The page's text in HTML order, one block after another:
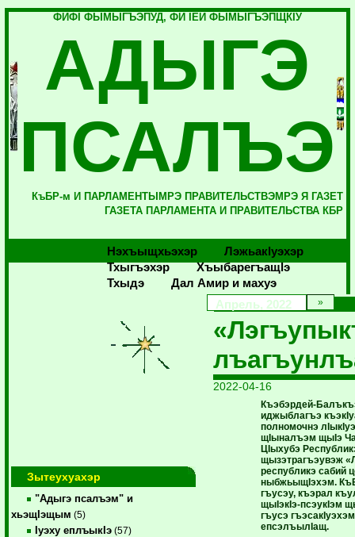
ФИФI ФЫМЫГЪЭПУД, ФИ IЕЙ ФЫМЫГЪЭПЩКIУ
АДЫГЭ
ПСАЛЪЭ
КъБР-м И ПАРЛАМЕНТЫМРЭ ПРАВИТЕЛЬСТВЭМРЭ Я ГАЗЕТ
ГАЗЕТА ПАРЛАМЕНТА И ПРАВИТЕЛЬСТВА КБР
Нэхъыщхьэхэр
Лэжьакlуэхэр
Тхыгъэхэр
Хъыбарегъащlэ
Тхыдэ
Дал Амир и махуэ
Зытеухуахэр
"Адыгэ псалъэм" и
хьэщIэщым (5)
Iуэху еплъыкIэ (57)
Апрель, 2022
2022-04-16
Къэбэрдей-
иджыблагъэ
полномочнэ
щIыналъэм щыIэ
ЦIыхубэ
щызэтрагъэувэж
республикэ сабий
ныбжьыщIэхэм.
гъусэу, къэрал
щыIэкIэ-псэукIэм
гъусэ
епсэлъылIащ.